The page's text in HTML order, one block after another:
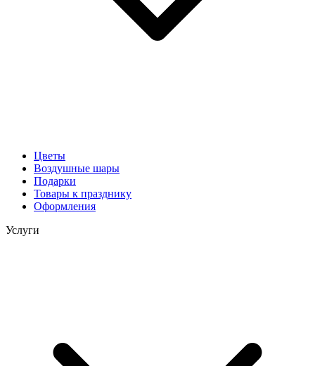
Цветы
Воздушные шары
Подарки
Товары к празднику
Оформления
Услуги